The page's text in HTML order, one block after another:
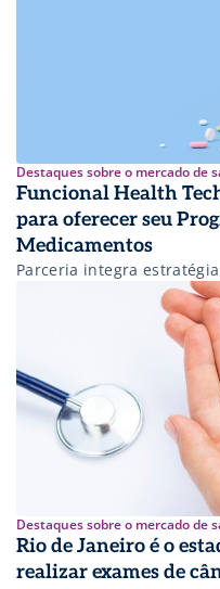
Destaques sobre o mercado de
Funcional Health
para oferecer seu
Medicamentos
Parceria integra
Destaques sobre o mercado de
Rio de Janeiro é o
realizar exames de